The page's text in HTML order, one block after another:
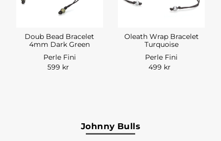
Doub Bead Bracelet
4mm Dark Green
Perle Fini
599 kr
Oleath Wrap Bracelet
Turquoise
Perle Fini
499 kr
Johnny Bulls